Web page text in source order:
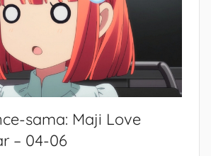
sama: Maji Love
– 04-06